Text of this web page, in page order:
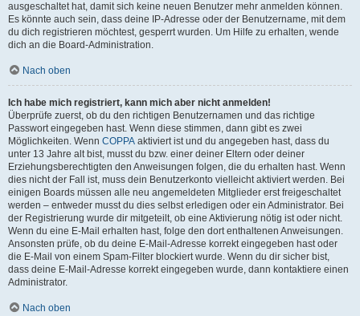
ausgeschaltet hat, damit sich keine neuen Benutzer mehr anmelden können.
Es könnte auch sein, dass deine IP-Adresse oder der Benutzername, mit dem
du dich registrieren möchtest, gesperrt wurden. Um Hilfe zu erhalten, wende
dich an die Board-Administration.
Nach oben
Ich habe mich registriert, kann mich aber nicht anmelden!
Überprüfe zuerst, ob du den richtigen Benutzernamen und das richtige
Passwort eingegeben hast. Wenn diese stimmen, dann gibt es zwei
Möglichkeiten. Wenn COPPA aktiviert ist und du angegeben hast, dass du
unter 13 Jahre alt bist, musst du bzw. einer deiner Eltern oder deiner
Erziehungsberechtigten den Anweisungen folgen, die du erhalten hast. Wenn
dies nicht der Fall ist, muss dein Benutzerkonto vielleicht aktiviert werden. Bei
einigen Boards müssen alle neu angemeldeten Mitglieder erst freigeschaltet
werden – entweder musst du dies selbst erledigen oder ein Administrator. Bei
der Registrierung wurde dir mitgeteilt, ob eine Aktivierung nötig ist oder nicht.
Wenn du eine E-Mail erhalten hast, folge den dort enthaltenen Anweisungen.
Ansonsten prüfe, ob du deine E-Mail-Adresse korrekt eingegeben hast oder
die E-Mail von einem Spam-Filter blockiert wurde. Wenn du dir sicher bist,
dass deine E-Mail-Adresse korrekt eingegeben wurde, dann kontaktiere einen
Administrator.
Nach oben